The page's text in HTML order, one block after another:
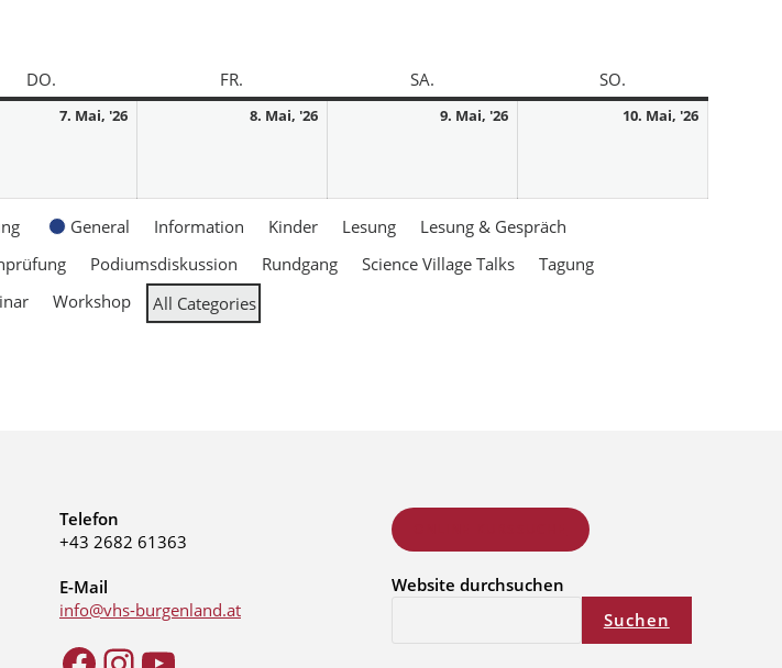
DO. FR. SA. SO.
7. Mai, '26 8. Mai, '26 9. Mai, '26 10. Mai, '26
General Information Kinder Lesung
Lesung & Gespräch
Podiumsdiskussion Rundgang Science Village Talks
Tagung
Workshop
All Categories
Telefon
+43 2682 61363
E-Mail
info@vhs-burgenland.at
Website durchsuchen
Suchen